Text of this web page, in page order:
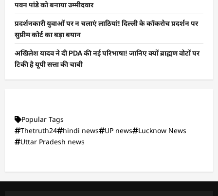
पवन पांडे को बनाया उम्मीदवार
प्रदर्शनकारी युवाओं पर न चलाएं लाठियां! दिल्ली के कॉकरोच प्रदर्शन पर
सुप्रीम कोर्ट का बड़ा बयान
अखिलेश यादव ने दी PDA की नई परिभाषा! जानिए क्यों ब्राह्मण वोटों पर
टिकी है यूपी सत्ता की चाबी
Popular Tags
Thetruth24
hindi news UP news
Lucknow News
Uttar Pradesh news